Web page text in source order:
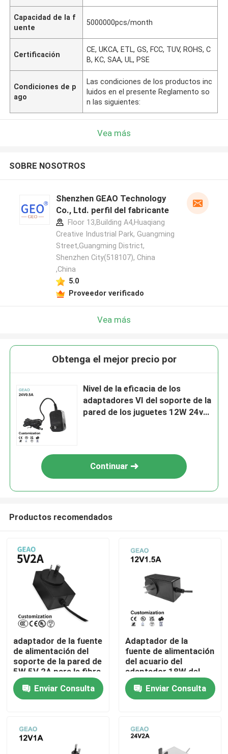
Hogar
Capacidad de la f
uente
5000000pcs/month
Certificación
CE, UKCA, ETL, GS, FCC, TUV, ROHS, C
B, KC, SAA, UL, PSE
Condiciones de p
ago
Las condiciones de los productos inc
luidos en el presente Reglamento so
n las siguientes:
Vea más
SOBRE NOSOTROS
Shenzhen GEAO Technology
Co., Ltd. perfil del fabricante
Floor 13,Building A4,Huaqiang
Creative Industrial Park, Guangming
Street,Guangming District,
Shenzhen City(518107), China
,China
5.0
Proveedor verificado
Vea más
Obtenga el mejor precio por
Nivel de la eficacia de los
adaptadores VI del soporte de la
pared de los juguetes 12W 24v
Continuar
Productos recomendados
adaptador de la fuente
de alimentación del
soporte de la pared de
5W 5V 2A para la fibra
CCC del Massager del
pie
Enviar Consulta
Adaptador de la
fuente de alimentación
del acuario del
adaptador 18W del
soporte 12V 1.5A de
la paredEnviar Consulta